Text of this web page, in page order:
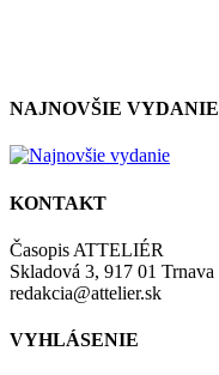
NAJNOVŠIE VYDANIE
KONTAKT
Časopis ATTELIÉR
Skladová 3, 917 01 Trnava
redakcia@attelier.sk
VYHLÁSENIE